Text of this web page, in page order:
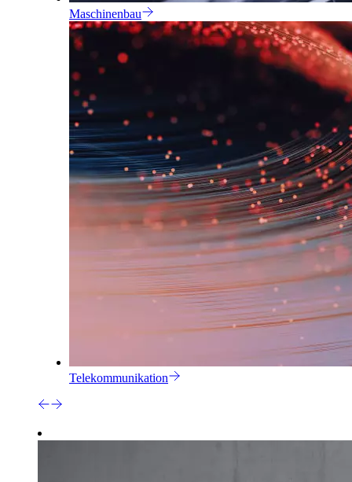
Maschinenbau
Telekommunikation